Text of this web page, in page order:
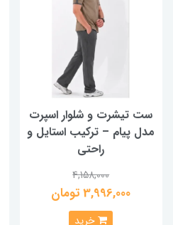
ست تیشرت و شلوار اسپرت
مدل پیام – ترکیب استایل و
راحتی
4,158,000
3,996,000 تومان
خرید